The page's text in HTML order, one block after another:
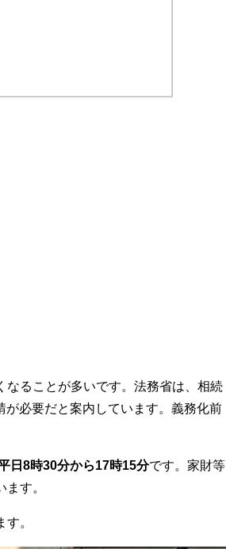
なることが多いです。法務省は、相続
必要だと案内しています。義務化前
日8時30分から17時15分です。家財等
す。
。